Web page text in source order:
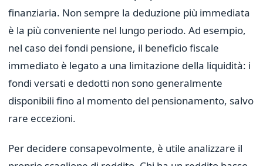
finanziaria. Non sempre la deduzione più immediata
è la più conveniente nel lungo periodo. Ad esempio,
nel caso dei fondi pensione, il beneficio fiscale
immediato è legato a una limitazione della liquidità: i
fondi versati e dedotti non sono generalmente
disponibili fino al momento del pensionamento, salvo
rare eccezioni.
Per decidere consapevolmente, è utile analizzare il